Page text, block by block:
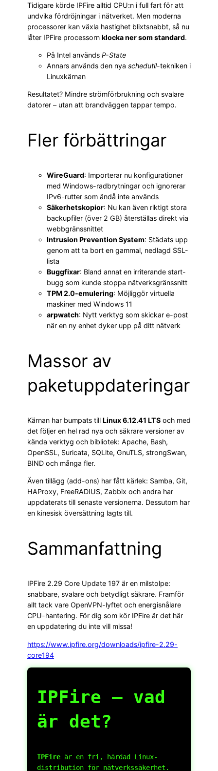
Tidigare körde IPFire alltid CPU:n i full fart för att
undvika fördröjningar i nätverket. Men moderna
processorer kan växla hastighet blixtsnabbt, så nu
låter IPFire processorn klocka ner som standard.
På Intel används P-State
Annars används den nya schedutil-tekniken i
Linuxkärnan
Resultatet? Mindre strömförbrukning och svalare
datorer – utan att brandväggen tappar tempo.
Fler förbättringar
WireGuard: Importerar nu konfigurationer
med Windows-radbrytningar och ignorerar
IPv6-rutter som ändå inte används
Säkerhetskopior: Nu kan även riktigt stora
backupfiler (över 2 GB) återställas direkt via
webbgränssnittet
Intrusion Prevention System: Städats upp
genom att ta bort en gammal, nedlagd SSL-
lista
Buggfixar: Bland annat en irriterande start-
bugg som kunde stoppa nätverksgränssnitt
TPM 2.0-emulering: Möjliggör virtuella
maskiner med Windows 11
arpwatch: Nytt verktyg som skickar e-post
när en ny enhet dyker upp på ditt nätverk
Massor av
paketuppdateringar
Kärnan har bumpats till Linux 6.12.41 LTS och med
det följer en hel rad nya och säkrare versioner av
kända verktyg och bibliotek: Apache, Bash,
OpenSSL, Suricata, SQLite, GnuTLS, strongSwan,
BIND och många fler.
Även tillägg (add-ons) har fått kärlek: Samba, Git,
HAProxy, FreeRADIUS, Zabbix och andra har
uppdaterats till senaste versionerna. Dessutom har
en kinesisk översättning lagts till.
Sammanfattning
IPFire 2.29 Core Update 197 är en milstolpe:
snabbare, svalare och betydligt säkrare. Framför
allt tack vare OpenVPN-lyftet och energisnålare
CPU-hantering. För dig som kör IPFire är det här
en uppdatering du inte vill missa!
https://www.ipfire.org/downloads/ipfire-2.29-
core194
IPFire – vad
är det?
IPFire är en fri, härdad Linux-
distribution för nätverkssäkerhet.